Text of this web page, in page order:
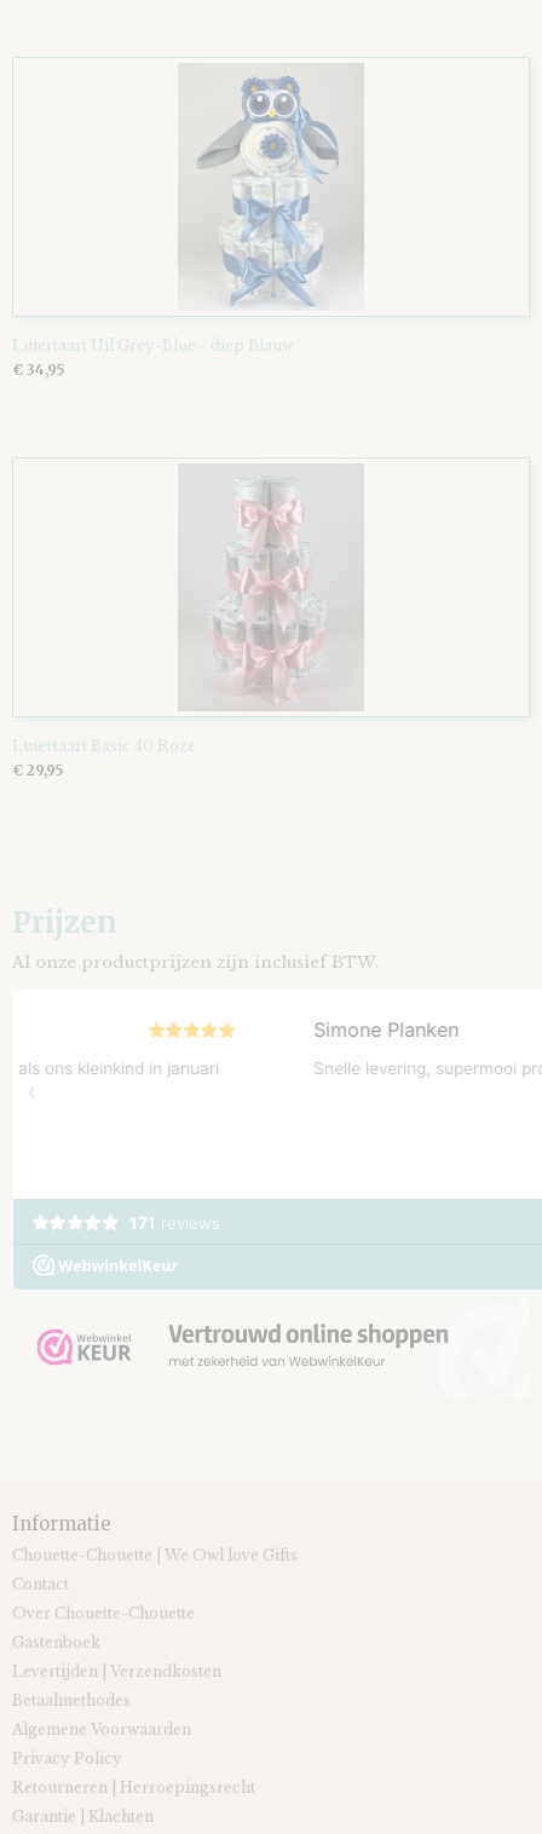
Luiertaart Uil Grey-Blue - diep Blauw
€ 34,95
Luiertaart Basic 40 Roze
€ 29,95
Prijzen
Al onze productprijzen zijn inclusief BTW.
Informatie
Chouette-Chouette | We Owl love Gifts
Contact
Over Chouette-Chouette
Gastenboek
Levertijden | Verzendkosten
Betaalmethodes
Algemene Voorwaarden
Privacy Policy
Retourneren | Herroepingsrecht
Garantie | Klachten